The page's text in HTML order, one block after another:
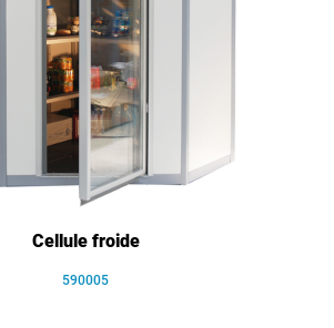
Cellule froide
590005